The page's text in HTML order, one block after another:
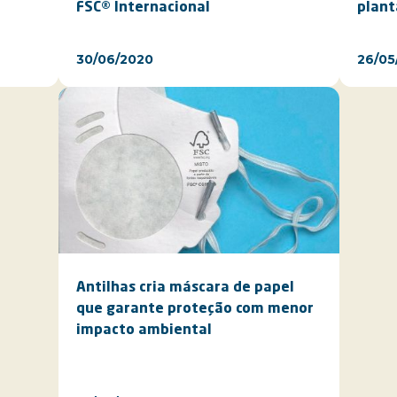
FSC® Internacional
30/06/2020 26/
Antilhas cria máscara de papel
que garante proteção com menor
impacto ambiental